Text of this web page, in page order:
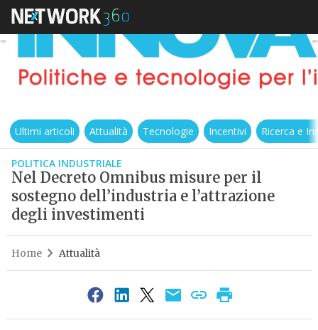
Ultimi articoli Attualità Tecnologie Incentivi Ricerca e
POLITICA INDUSTRIALE
Nel Decreto Omnibus misure per il
sostegno dell’industria e l’attrazione
degli investimenti
Home Attualità